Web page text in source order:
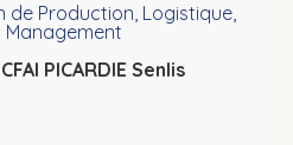
de Production, Logistique,
Management
PICARDIE Senlis